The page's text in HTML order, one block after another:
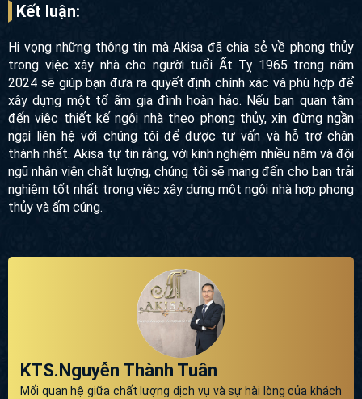
Kết luận:
Hi vọng những thông tin mà Akisa đã chia sẻ về phong thủy
trong việc xây nhà cho người tuổi Ất Tỵ 1965 trong năm
2024 sẽ giúp bạn đưa ra quyết định chính xác và phù hợp để
xây dựng một tổ ấm gia đình hoàn hảo. Nếu bạn quan tâm
đến việc thiết kế ngôi nhà theo phong thủy, xin đừng ngần
ngại liên hệ với chúng tôi để được tư vấn và hỗ trợ chân
thành nhất. Akisa tự tin rằng, với kinh nghiệm nhiều năm và đội
ngũ nhân viên chất lượng, chúng tôi sẽ mang đến cho bạn trải
nghiệm tốt nhất trong việc xây dựng một ngôi nhà hợp phong
thủy và ấm cúng.
KTS.Nguyễn Thành Tuân
Mối quan hệ giữa chất lượng dịch vụ và sự hài lòng của khách